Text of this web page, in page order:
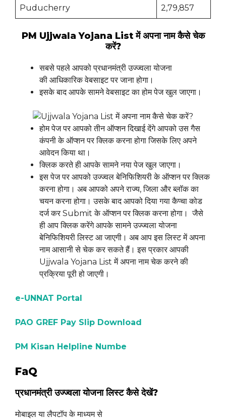
Puducherry 2,79,857
PM Ujjwala Yojana List में अपना नाम कैसे चेक
करें?
सबसे पहले आपको प्रधानमंत्री उज्ज्वला योजना
की आधिकारिक वेबसाइट पर जाना होगा।
इसके बाद आपके सामने वेबसाइट का होम पेज खुल जाएगा।
होम पेज पर आपको तीन ऑप्शन दिखाई देंगे आपको उस गैस
कंपनी के ऑप्शन पर क्लिक करना होगा जिसके लिए अपने
आवेदन किया था।
क्लिक करते ही आपके सामने नया पेज खुल जाएगा।
इस पेज पर आपको उज्ज्वल बेनिफिशियरी के ऑप्शन पर क्लिक
करना होगा। अब आपको अपने राज्य, जिला और ब्लॉक का
चयन करना होगा। उसके बाद आपको दिया गया कैप्चा कोड
दर्ज कर Submit के ऑप्शन पर क्लिक करना होगा। जैसे
ही आप क्लिक करेंगे आपके सामने उज्ज्वला योजना
बेनिफिशियरी लिस्ट आ जाएगी। अब आप इस लिस्ट में अपना
नाम आसानी से चेक कर सकते हैं। इस प्रकार आपकी
Ujjwala Yojana List में अपना नाम चेक करने की
प्रक्रिया पूरी हो जाएगी।
e-UNNAT Portal
PAO GREF Pay Slip Download
PM Kisan Helpline Numbe
FaQ
प्रधानमंत्री उज्ज्वला योजना लिस्ट कैसे देखें?
मोबाइल या लैपटॉप के माध्यम से